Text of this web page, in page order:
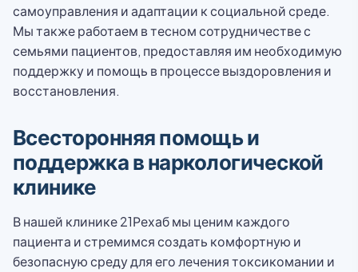
самоуправления и адаптации к социальной среде.
Мы также работаем в тесном сотрудничестве с
семьями пациентов, предоставляя им необходимую
поддержку и помощь в процессе выздоровления и
восстановления.
Всесторонняя помощь и
поддержка в наркологической
клинике
В нашей клинике 21Рехаб мы ценим каждого
пациента и стремимся создать комфортную и
безопасную среду для его лечения токсикомании и